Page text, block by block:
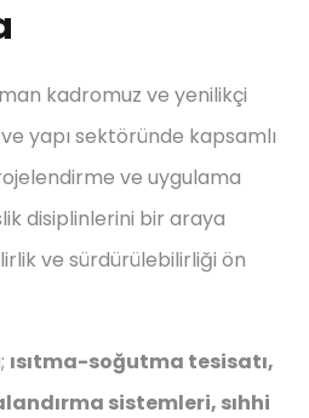
kadromuz ve yenilikçi
yapı sektöründe kapsamlı
ve uygulama
disiplinlerini bir araya
ve sürdürülebilirliği ön
ısıtma-soğutma tesisatı,
sistemleri, sıhhi